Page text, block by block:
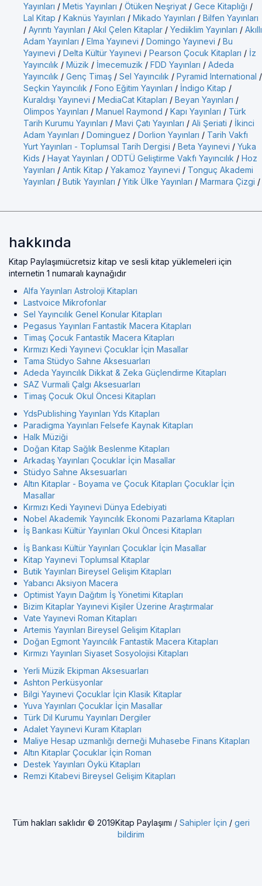
Yayınları / Metis Yayınları / Ötüken Neşriyat / Gece Kitaplığı /
Lal Kitap / Kaknüs Yayınları / Mikado Yayınları / Bilfen Yayınları
/ Ayrıntı Yayınları / Akıl Çelen Kitaplar / Yediiklim Yayınları / Akıllı
Adam Yayınları / Elma Yayınevi / Domingo Yayınevi / Bu
Yayınevi / Delta Kültür Yayınevi / Pearson Çocuk Kitapları / İz
Yayıncılık / Müzik / İmecemuzik / FDD Yayınları / Adeda
Yayıncılık / Genç Timaş / Sel Yayıncılık / Pyramid International /
Seçkin Yayıncılık / Fono Eğitim Yayınları / İndigo Kitap /
Kuraldışı Yayınevi / MediaCat Kitapları / Beyan Yayınları /
Olimpos Yayınları / Manuel Raymond / Kapı Yayınları / Türk
Tarih Kurumu Yayınları / Mavi Çatı Yayınları / Ali Şeriati / İkinci
Adam Yayınları / Dominguez / Dorlion Yayınları / Tarih Vakfı
Yurt Yayınları - Toplumsal Tarih Dergisi / Beta Yayınevi / Yuka
Kids / Hayat Yayınları / ODTÜ Geliştirme Vakfı Yayıncılık / Hoz
Yayınları / Antik Kitap / Yakamoz Yayınevi / Tonguç Akademi
Yayınları / Butik Yayınları / Yitik Ülke Yayınları / Marmara Çizgi /
hakkında
Kitap Paylaşımıücretsiz kitap ve sesli kitap yüklemeleri için
internetin 1 numaralı kaynağıdır
Alfa Yayınları Astroloji Kitapları
Lastvoice Mikrofonlar
Sel Yayıncılık Genel Konular Kitapları
Pegasus Yayınları Fantastik Macera Kitapları
Timaş Çocuk Fantastik Macera Kitapları
Kırmızı Kedi Yayınevi Çocuklar İçin Masallar
Tama Stüdyo Sahne Aksesuarları
Adeda Yayıncılık Dikkat & Zeka Güçlendirme Kitapları
SAZ Vurmali Çalgı Aksesuarları
Timaş Çocuk Okul Öncesi Kitapları
YdsPublishing Yayınları Yds Kitapları
Paradigma Yayınları Felsefe Kaynak Kitapları
Halk Müziği
Doğan Kitap Sağlık Beslenme Kitapları
Arkadaş Yayınları Çocuklar İçin Masallar
Stüdyo Sahne Aksesuarları
Altın Kitaplar - Boyama ve Çocuk Kitapları Çocuklar İçin
Masallar
Kırmızı Kedi Yayınevi Dünya Edebiyati
Nobel Akademik Yayıncılık Ekonomi Pazarlama Kitapları
İş Bankası Kültür Yayınları Okul Öncesi Kitapları
İş Bankası Kültür Yayınları Çocuklar İçin Masallar
Kitap Yayınevi Toplumsal Kitaplar
Butik Yayınları Bireysel Gelişim Kitapları
Yabancı Aksiyon Macera
Optimist Yayın Dağıtım İş Yönetimi Kitapları
Bizim Kitaplar Yayınevi Kişiler Üzerine Araştırmalar
Vate Yayınevi Roman Kitapları
Artemis Yayınları Bireysel Gelişim Kitapları
Doğan Egmont Yayıncılık Fantastik Macera Kitapları
Kırmızı Yayınları Siyaset Sosyolojisi Kitapları
Yerli Müzik Ekipman Aksesuarları
Ashton Perküsyonlar
Bilgi Yayınevi Çocuklar İçin Klasik Kitaplar
Yuva Yayınları Çocuklar İçin Masallar
Türk Dil Kurumu Yayınları Dergiler
Adalet Yayınevi Kuram Kitapları
Maliye Hesap uzmanlığı derneği Muhasebe Finans Kitapları
Altın Kitaplar Çocuklar İçin Roman
Destek Yayınları Öykü Kitapları
Remzi Kitabevi Bireysel Gelişim Kitapları
Tüm hakları saklıdır © 2019Kitap Paylaşımı / Sahipler İçin / geri
bildirim